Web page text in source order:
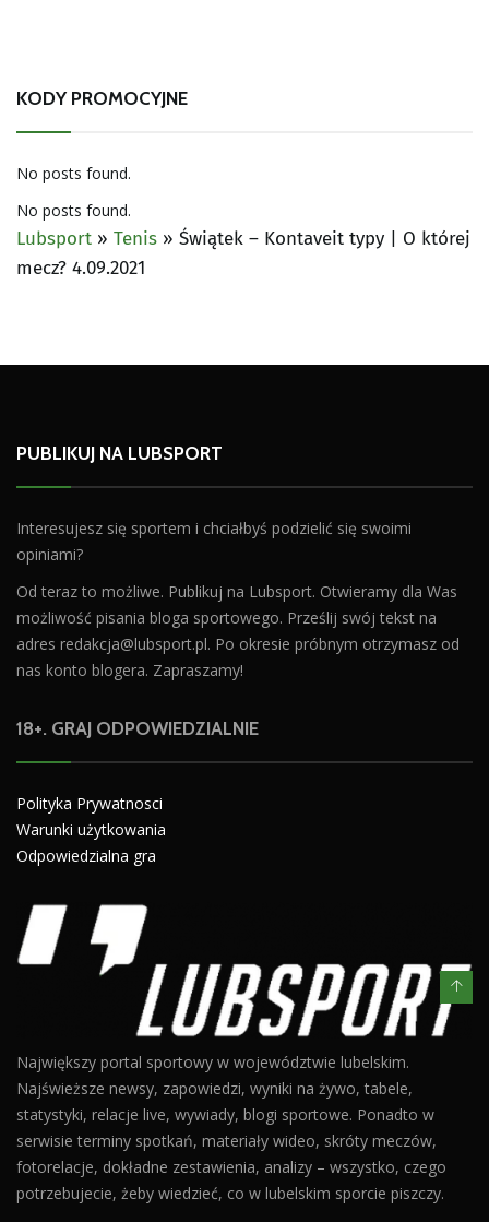
KODY PROMOCYJNE
No posts found.
No posts found.
Lubsport » Tenis » Świątek – Kontaveit typy | O której
mecz? 4.09.2021
PUBLIKUJ NA LUBSPORT
Interesujesz się sportem i chciałbyś podzielić się swoimi
opiniami?
Od teraz to możliwe. Publikuj na Lubsport. Otwieramy dla Was
możliwość pisania bloga sportowego. Prześlij swój tekst na
adres redakcja@lubsport.pl. Po okresie próbnym otrzymasz od
nas konto blogera. Zapraszamy!
18+. GRAJ ODPOWIEDZIALNIE
Polityka Prywatnosci
Warunki użytkowania
Odpowiedzialna gra
Największy portal sportowy w województwie lubelskim.
Najświeższe newsy, zapowiedzi, wyniki na żywo, tabele,
statystyki, relacje live, wywiady, blogi sportowe. Ponadto w
serwisie terminy spotkań, materiały wideo, skróty meczów,
fotorelacje, dokładne zestawienia, analizy – wszystko, czego
potrzebujecie, żeby wiedzieć, co w lubelskim sporcie piszczy.